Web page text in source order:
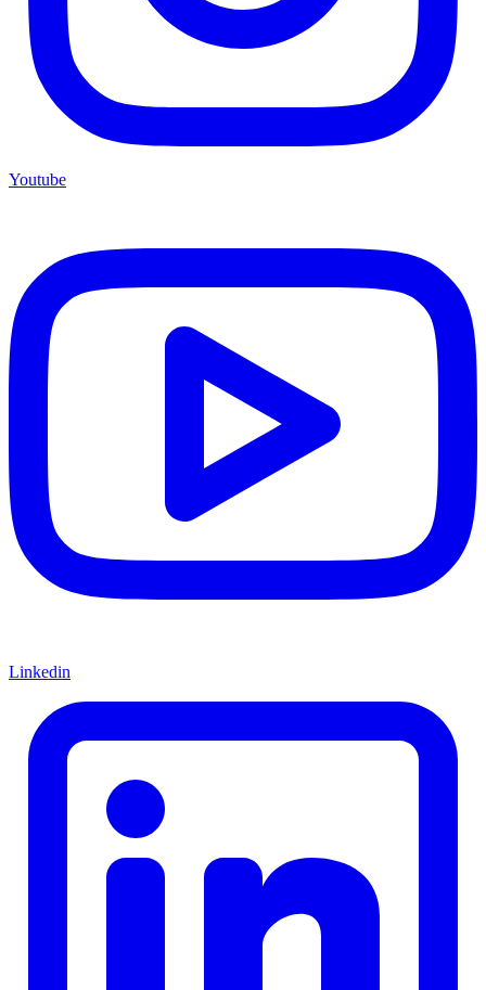
Youtube
Linkedin